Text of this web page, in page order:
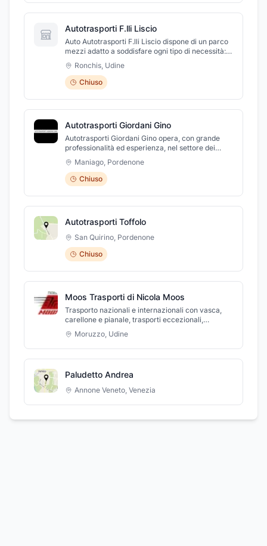
Autotrasporti F.lli Liscio
Auto Autotrasporti F.lli Liscio dispone di un parco
mezzi adatto a soddisfare ogni tipo di necessità:
dal trasporto con furgone sino a quello
eccezionale. Effettua anche servizio gru.
L'esperienza maturata dalla Autotrasporti F.lli
Liscio, ha permesso di soddisfare le richieste delle
molteplici aziende che si sono rivolte alla ditta e
che hanno riscontrato un servizio puntuale e
Ronchis, Udine
Chiuso
Autotrasporti Giordani Gino
Autotrasporti Giordani Gino opera, con grande
professionalità ed esperienza, nel settore dei
trasporti, soprattutto di materiali per l'edilizia. Lo
staff, qualificato e competente, si occupa di
trasporto conto terzi, con grande serietà e
puntualità, ed è sempre pronto a soddisfare le
diverse richieste della clientela.
Maniago, Pordenone
Chiuso
Autotrasporti Toffolo
San Quirino, Pordenone
Chiuso
Moos Trasporti di Nicola Moos
Trasporto nazionali e internazionali con vasca,
carellone e pianale, trasporti eccezionali,
trasporto rifiuti.
Moruzzo, Udine
Paludetto Andrea
Annone Veneto, Venezia